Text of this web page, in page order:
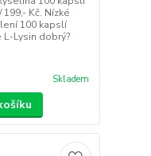
Kč. Nízké
100 kapslí
Lysin dobrý?
Skladem